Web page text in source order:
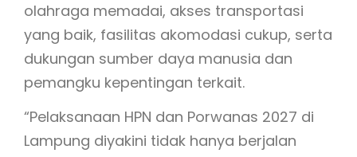
olahraga memadai, akses transportasi
yang baik, fasilitas akomodasi cukup, serta
dukungan sumber daya manusia dan
pemangku kepentingan terkait.
“Pelaksanaan HPN dan Porwanas 2027 di
Lampung diyakini tidak hanya berjalan